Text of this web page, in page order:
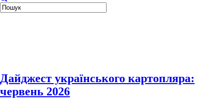
Дайджест українського картопляра:
червень 2026